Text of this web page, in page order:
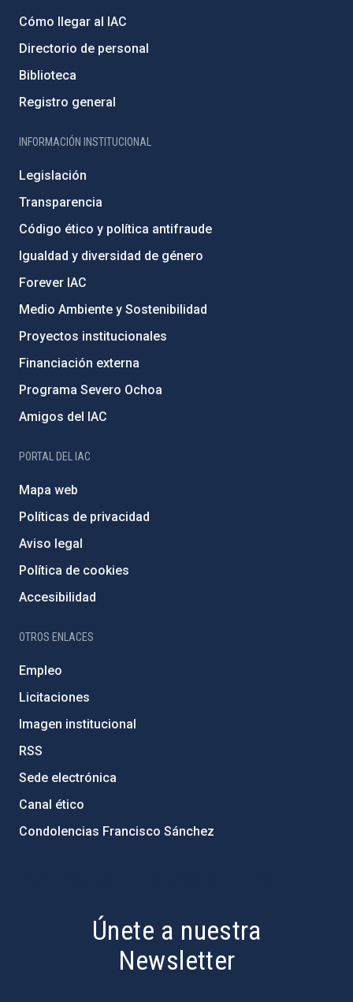
Cómo llegar al IAC
Directorio de personal
Biblioteca
Registro general
INFORMACIÓN INSTITUCIONAL
Legislación
Transparencia
Código ético y política antifraude
Igualdad y diversidad de género
Forever IAC
Medio Ambiente y Sostenibilidad
Proyectos institucionales
Financiación externa
Programa Severo Ochoa
Amigos del IAC
PORTAL DEL IAC
Mapa web
Políticas de privacidad
Aviso legal
Política de cookies
Accesibilidad
OTROS ENLACES
Empleo
Licitaciones
Imagen institucional
RSS
Sede electrónica
Canal ético
Condolencias Francisco Sánchez
Únete a nuestra
Newsletter